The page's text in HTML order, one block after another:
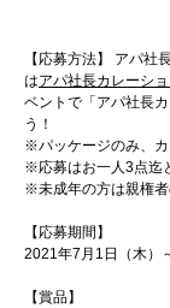
【応募方法】 アパ社
はアパ社長カレーシ
ベントで「アパ社長
う！
※パッケージのみ、カ
※応募はお一人3点迄
※未成年の方は親権者
【応募期間】
2021年7月1日（木）
【賞品】